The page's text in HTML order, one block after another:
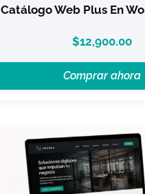
Catálogo Web Plus En
$12,900.00
Comprar ahora